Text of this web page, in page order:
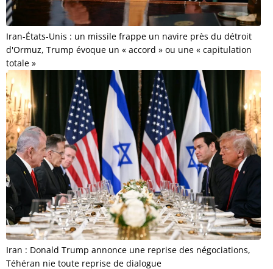
Iran-États-Unis : un missile frappe un navire près du détroit
d'Ormuz, Trump évoque un « accord » ou une « capitulation
totale »
Iran : Donald Trump annonce une reprise des négociations,
Téhéran nie toute reprise de dialogue